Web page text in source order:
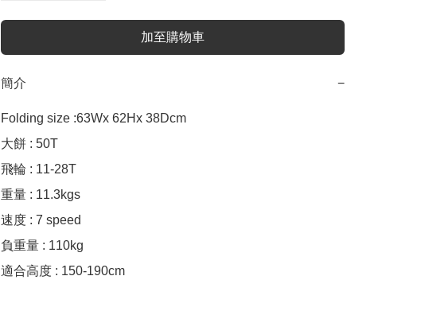
加至購物車
簡介 −
Folding size :63Wx 62Hx 38Dcm
大餅 : 50T
飛輪 : 11-28T
重量 : 11.3kgs
速度 : 7 speed
負重量 : 110kg
適合高度 : 150-190cm